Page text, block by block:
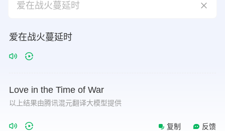
爱在战火蔓延时
爱在战火蔓延时
Love in the Time of War
以上结果由腾讯混元翻译大模型提供
复制 反馈